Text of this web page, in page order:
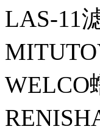
LAS-11
WELCO